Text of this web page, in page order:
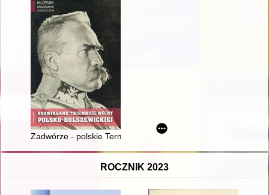
Zadwórze - polskie Termopile : przyczynek do obrony Lwowa
ROCZNIK 2023